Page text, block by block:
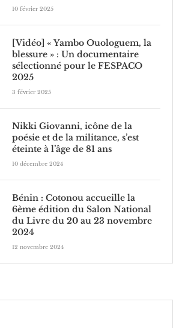
10 février 2025
[Vidéo] « Yambo Ouologuem, la
blessure » : Un documentaire
sélectionné pour le FESPACO
2025
3 février 2025
Nikki Giovanni, icône de la
poésie et de la militance, s’est
éteinte à l’âge de 81 ans
10 décembre 2024
Bénin : Cotonou accueille la
6ème édition du Salon National
du Livre du 20 au 23 novembre
2024
12 novembre 2024